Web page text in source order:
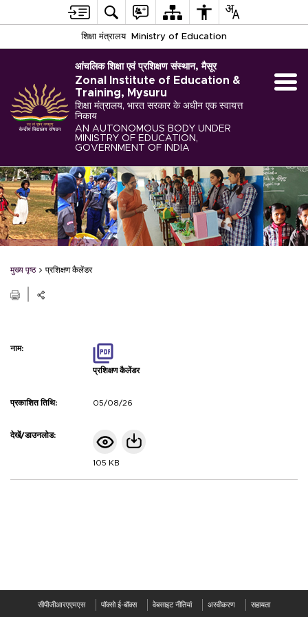
शिक्षा मंत्रालय Ministry of Education
आंचलिक शिक्षा एवं प्रशिक्षण संस्थान, मैसूर
Zonal Institute of Education &
Training, Mysuru
शिक्षा मंत्रालय, भारत सरकार के अधीन एक स्वायत्त
निकाय
AN AUTONOMOUS BODY UNDER
MINISTRY OF EDUCATION,
GOVERNMENT OF INDIA
मुख्य पृष्ठ प्रशिक्षण कैलेंडर
प्रशिक्षण कैलेंडर
05/08/26
105 KB
सीपीजीआरएएमएस पॉक्सो ई-बॉक्स वेबसाइट नीतियां अस्वीकरण सहायता